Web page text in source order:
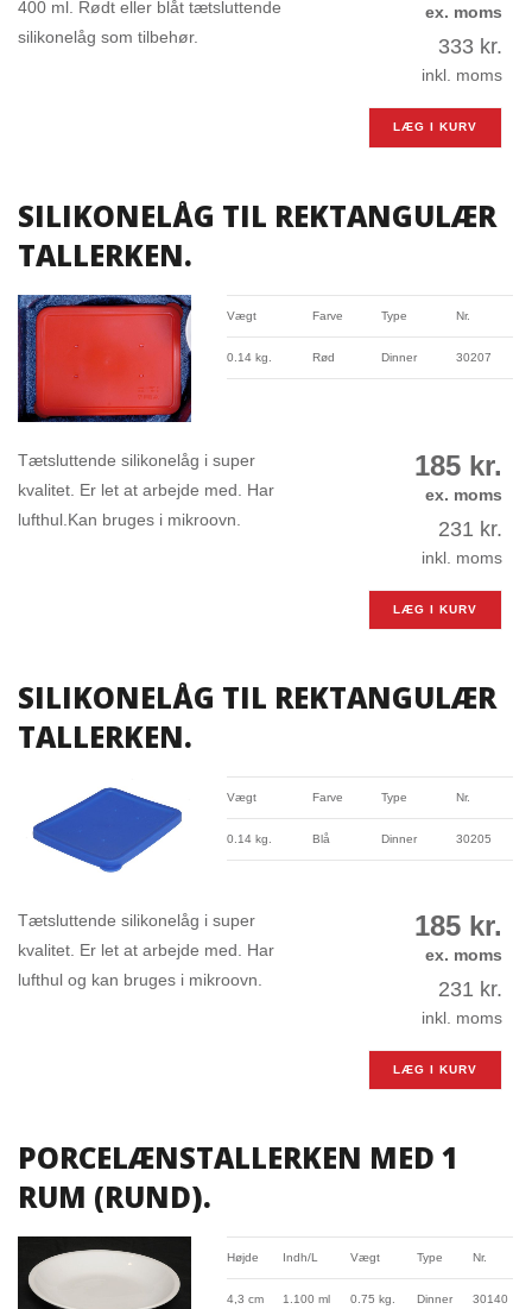
400 ml. Rødt eller blåt tætsluttende
silikonelåg som tilbehør.
ex. moms
333 kr.
inkl. moms
LÆG I KURV
SILIKONELÅG TIL REKTANGULÆR
TALLERKEN.
Vægt Farve Type Nr.
0.14 kg. Rød Dinner 30207
Tætsluttende silikonelåg i super
kvalitet. Er let at arbejde med. Har
lufthul.Kan bruges i mikroovn.
185 kr.
ex. moms
231 kr.
inkl. moms
LÆG I KURV
SILIKONELÅG TIL REKTANGULÆR
TALLERKEN.
Vægt Farve Type Nr.
0.14 kg. Blå Dinner 30205
Tætsluttende silikonelåg i super
kvalitet. Er let at arbejde med. Har
lufthul og kan bruges i mikroovn.
185 kr.
ex. moms
231 kr.
inkl. moms
LÆG I KURV
PORCELÆNSTALLERKEN MED 1
RUM (RUND).
Højde Indh/L Vægt Type Nr.
4,3 cm 1.100 ml 0.75 kg. Dinner 30140